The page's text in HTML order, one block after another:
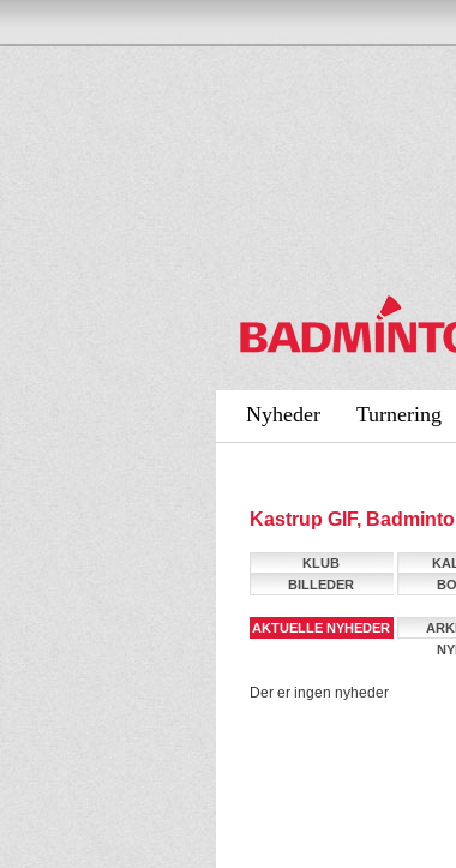
Nyheder Turnering
Kastrup GIF,
KLUB
BILLEDER
AKTUELLE NYHEDER
Der er ingen nyheder